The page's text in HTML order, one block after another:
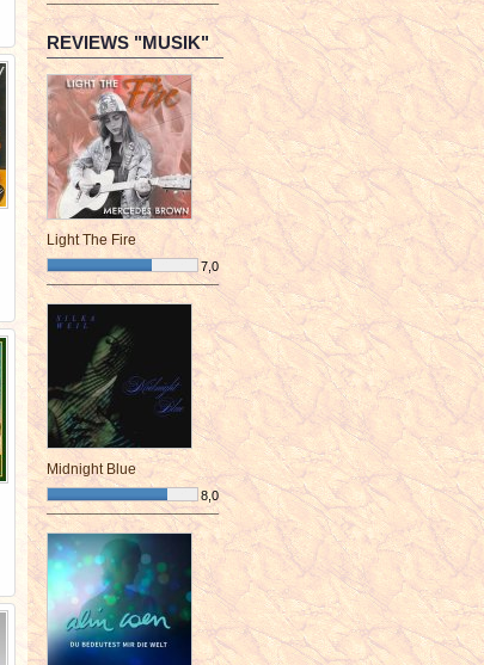
¯¯¯¯¯¯¯¯¯¯¯¯¯¯¯¯¯¯¯¯¯¯¯¯
REVIEWS "MUSIK"
Light The Fire
7,0
¯¯¯¯¯¯¯¯¯¯¯¯¯¯¯¯¯¯¯¯¯¯¯¯
Midnight Blue
8,0
¯¯¯¯¯¯¯¯¯¯¯¯¯¯¯¯¯¯¯¯¯¯¯¯